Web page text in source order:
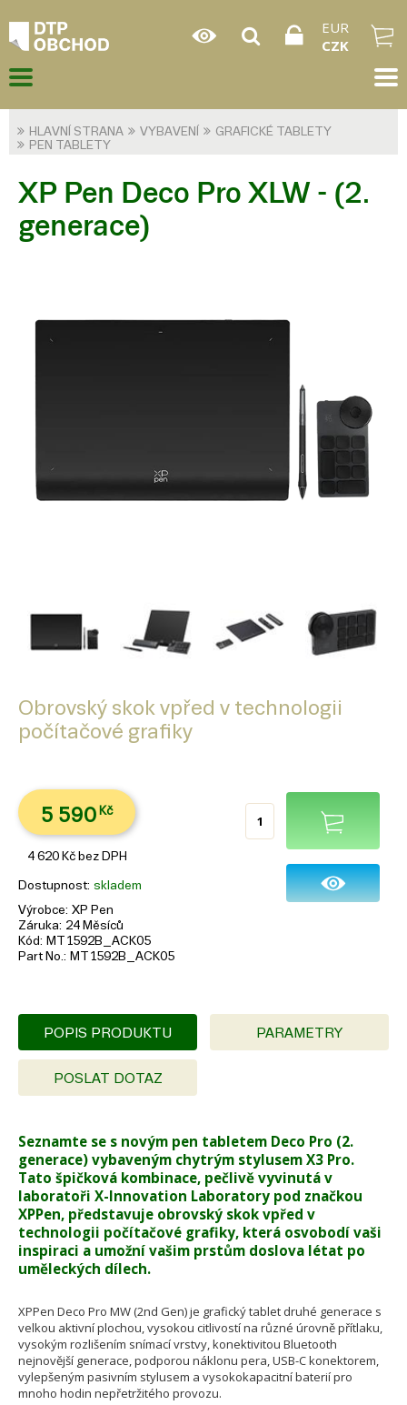
EUR
CZK
HLAVNÍ STRANA VYBAVENÍ
GRAFICKÉ TABLETY
PEN TABLETY
XP Pen Deco Pro XLW - (2.
generace)
Obrovský skok vpřed v technologii
počítačové grafiky
5 590 Kč
4 620 Kč bez DPH
Dostupnost skladem
Výrobce XP Pen
Záruka 24 Měsíců
Kód
MT1592B_ACK05
Part No.
MT1592B_ACK05
POPIS PRODUKTU PARAMETRY
POSLAT DOTAZ
Seznamte se s novým pen tabletem Deco Pro (2.
generace) vybaveným chytrým stylusem X3 Pro.
Tato špičková kombinace, pečlivě vyvinutá v
laboratoři X-Innovation Laboratory pod značkou
XPPen, představuje obrovský skok vpřed v
technologii počítačové grafiky, která osvobodí vaši
inspiraci a umožní vašim prstům doslova létat po
uměleckých dílech.
XPPen Deco Pro MW (2nd Gen) je grafický tablet druhé generace s
velkou aktivní plochou, vysokou citlivostí na různé úrovně přítlaku,
vysokým rozlišením snímací vrstvy, konektivitou Bluetooth
nejnovější generace, podporou náklonu pera, USB-C konektorem,
vylepšeným pasivním stylusem a vysokokapacitní baterií pro
mnoho hodin nepřetržitého provozu.